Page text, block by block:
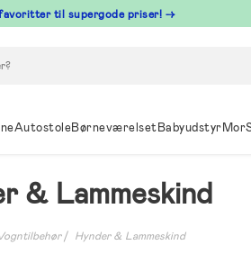
til supergode priser! →
AutostoleBørneværelsetBabyudstyrMor
& Lammeskind
Hynder & Lammeskind